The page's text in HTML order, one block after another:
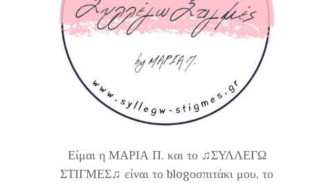
Είμαι η ΜΑΡΙΑ Π. και το ♫ΣΥΛΛΕΓΩ
ΣΤΙΓΜΕΣ♫ είναι το blogοσπιτάκι μου, το